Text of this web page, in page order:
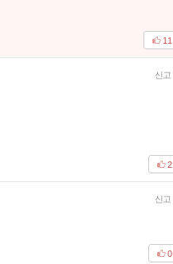
11
신고
2
신고
0